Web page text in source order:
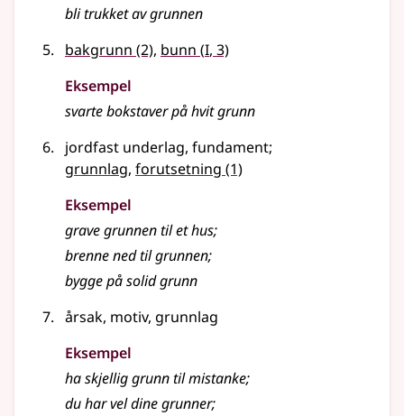
bli trukket avgrunnen
bakgrunn (2), bunn (1
I, 3)
Eksempel
svarte bokstaver på hvit grunn
jordfast underlag, fundament;
grunnlag, forutsetning (1)
Eksempel
gravegrunnentil et hus;
brenne ned tilgrunnen;
bygge på solidgrunn
årsak, motiv, grunnlag
Eksempel
ha skjellig grunn til mistanke;
du har vel dine grunner;